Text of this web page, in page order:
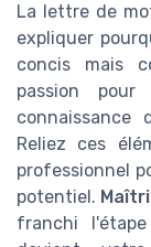
La lettre de
expliquer
concis mais
passion
connaissance
Reliez ces
professionnel
potentiel.
franchi